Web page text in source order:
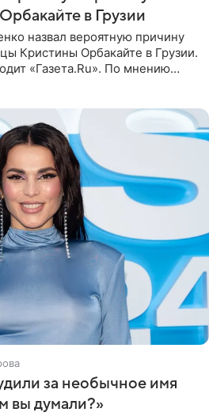
в Грузии
назвал вероятную причину
Кристины Орбакайте в Грузии.
«Газета.Ru». По мнению
за необычное имя
вы думали?»